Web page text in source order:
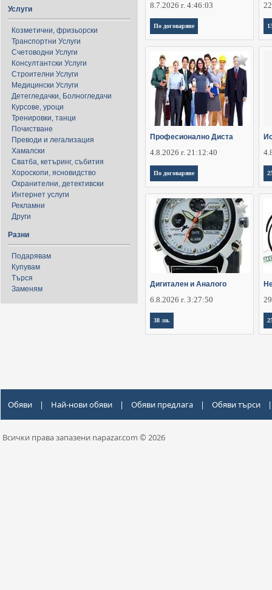
Услуги
Козметични, фризьорски
Транспортни Услуги
Счетоводни Услуги
Консултантски Услуги
Строителни Услуги
Медицински Услуги
Детегледачки, Болногледачи
Курсове, уроци
Тренировки, танци
Почистване
Преводи и легализация
Хамалски
Сватба, кетъринг, събития
Хороскопи, ясновидство
Охранителни, детективски
Интернет услуги
Рекламни
Други
Разни
Подарявам
Купувам
Търся
Заменям
8.7.2026 г. 4:46:03
По договаряне
Професионално Диста
4.8.2026 г. 21:12:40
По договаряне
Дигитален и Аналого
6.8.2026 г. 3:27:50
38 лв.
Обяви | Най-нови обяви | Обяви предлага | Обяви търси |
Всички права запазени napazar.com © 2026